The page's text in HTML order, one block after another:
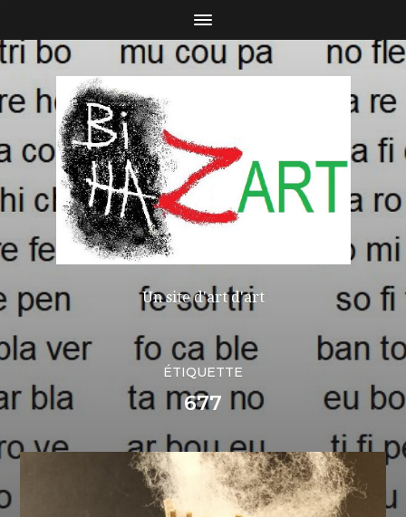
Un site d'art d'art
ÉTIQUETTE
677